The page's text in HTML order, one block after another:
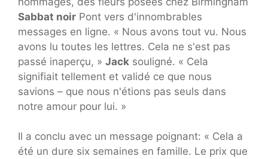
Sabbat noir Pont vers d'innombrables
messages en ligne. « Nous avons tout vu. Nous
avons lu toutes les lettres. Cela ne s'est pas
passé inaperçu, » Jack souligné. « Cela
signifiait tellement et validé ce que nous
savions – que nous n'étions pas seuls dans
notre amour pour lui. »
Il a conclu avec un message poignant: « Cela a
été un dure six semaines en famille. Le prix que